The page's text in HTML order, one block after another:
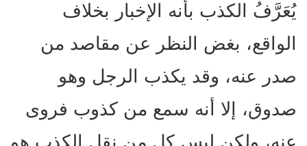
يُعَرَّفُ الكذب بأنه الإخبار بخلاف
الواقع، بغض النظر عن مقاصد من
صدر عنه، وقد يكذب الرجل وهو
صدوق، إلا أنه سمع من كذوب فروى